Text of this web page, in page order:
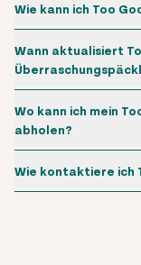
Wie kann ich Too
Wann aktualisiert
Wo kann ich mein
abholen?
Wie kontaktiere ich